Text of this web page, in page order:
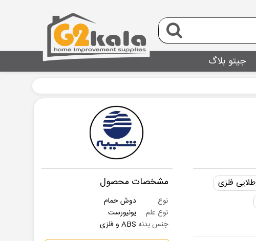
جیتو بلاگ
مشخصات محصول
نوع
دوش حمام
نوع علم
یونیورست
جنس بدنه ABS و فلزی
طلایی فلزی